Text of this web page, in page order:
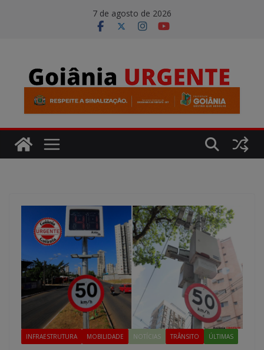
7 de agosto de 2026
INFRAESTRUTURA MOBILIDADE NOTÍCIAS TRÂNSITO ÚLTIMAS
modal-check